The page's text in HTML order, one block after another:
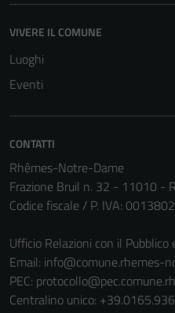
VIVERE IL COMUNE
Luoghi
Eventi
CONTATTI
Rhêmes-Notre-Dame
Frazione Bruil n. 32 - 11010 -
Codice fiscale / P. IVA:
Ufficio Relazioni con il Pubblico
Email: info@comune.rhemes-
PEC:
Centralino unico: